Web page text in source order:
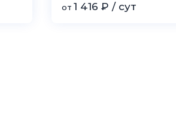
от 1 416 ₽ / сут